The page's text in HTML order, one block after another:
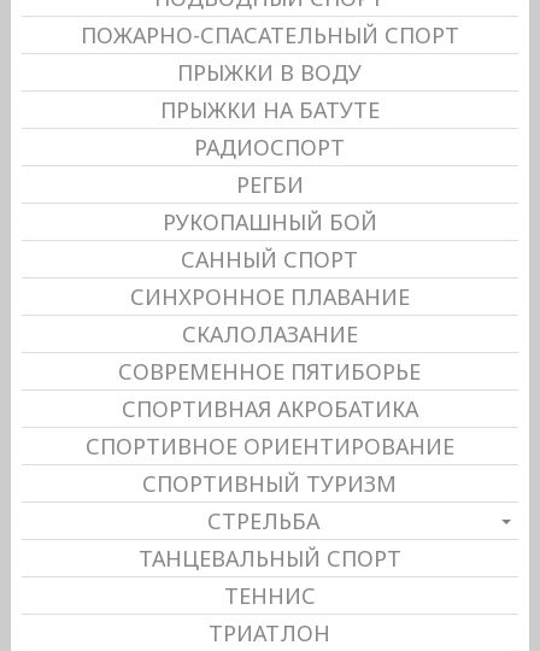
ПОЖАРНО-СПАСАТЕЛЬНЫЙ СПОРТ
ПРЫЖКИ В ВОДУ
ПРЫЖКИ НА БАТУТЕ
РАДИОСПОРТ
РЕГБИ
РУКОПАШНЫЙ БОЙ
САННЫЙ СПОРТ
СИНХРОННОЕ ПЛАВАНИЕ
СКАЛОЛАЗАНИЕ
СОВРЕМЕННОЕ ПЯТИБОРЬЕ
СПОРТИВНАЯ АКРОБАТИКА
СПОРТИВНОЕ ОРИЕНТИРОВАНИЕ
СПОРТИВНЫЙ ТУРИЗМ
СТРЕЛЬБА
ТАНЦЕВАЛЬНЫЙ СПОРТ
ТЕННИС
ТРИАТЛОН